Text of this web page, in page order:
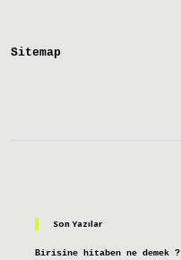
Sitemap
Son Yazılar
Birisine hitaben ne demek ?